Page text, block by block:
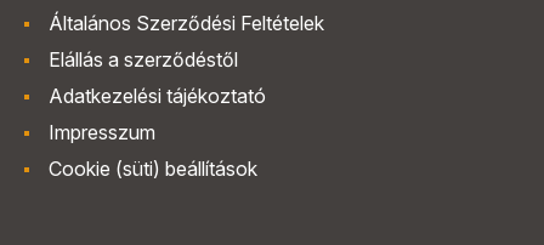
Általános Szerződési Feltételek
Elállás a szerződéstől
Adatkezelési tájékoztató
Impresszum
Cookie (süti) beállítások